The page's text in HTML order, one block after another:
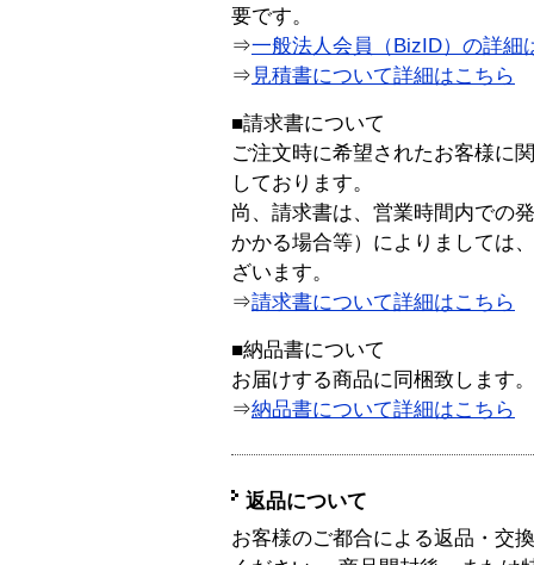
要です。
⇒一般法人会員（BizID）の詳細
⇒ 見積書について詳細はこちら
■請求書について
ご注文時に希望されたお客様に
しております。
尚、請求書は、営業時間内での
かかる場合等）によりましては
ざいます。
⇒請求書について詳細はこちら
■納品書について
お届けする商品に同梱致します。
⇒納品書について詳細はこちら
返品について
お客様のご都合による返品・交